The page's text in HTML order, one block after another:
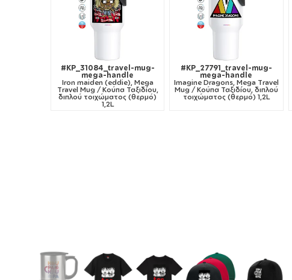
#KP_31084_travel-mug-
mega-handle
Iron maiden (eddie), Mega
Travel Mug / Κούπα Ταξιδίου,
διπλού τοιχώματος (θερμό)
1,2L
#KP_27791_travel-mug-
mega-handle
Imagine Dragons, Mega Travel
Mug / Κούπα Ταξιδίου, διπλού
τοιχώματος (θερμό) 1,2L